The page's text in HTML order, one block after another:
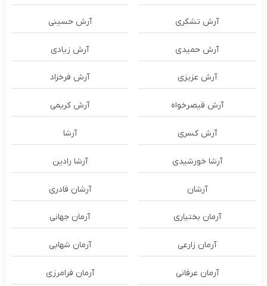
آرش تشکری آرش حسینی
آرش حمیدی آرش زیادی
آرش عزیزی آرش فرخزاد
آرش قیصرخواه آرش کریمی
آرش کسری آرشا
آرشا خورشیدی آرشا رادین
آرشان آرشان قادری
آرمان بختیاری آرمان جهانی
آرمان زارعی آرمان شهابی
آرمان عرفانی آرمان فرامرزی